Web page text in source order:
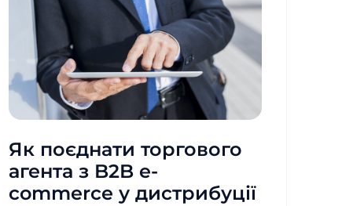
Як поєднати торгового
агента з B2B e-
commerce у дистрибуції